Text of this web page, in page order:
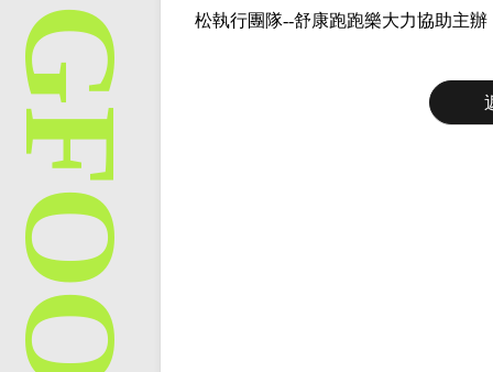
松執行團隊--舒康跑跑樂大力協助主